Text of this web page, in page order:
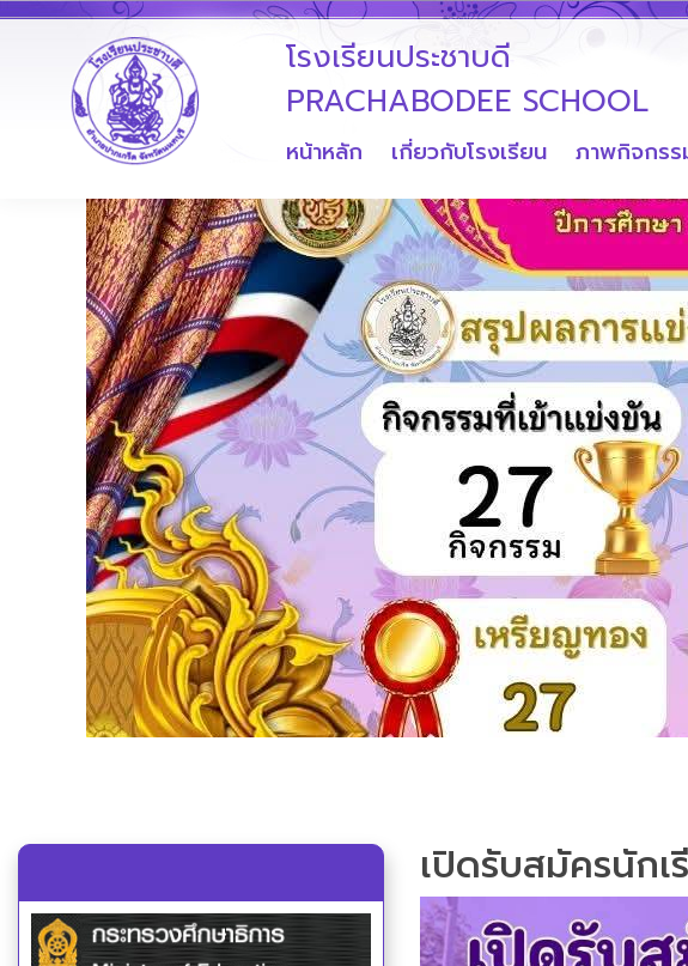
โรงเรียนประชาบดี
PRACHABODEE SCHOOL
หน้าหลัก เกี่ยวกับโรงเรียน ภาพกิจกรร
เปิดรับสมัครนักเ